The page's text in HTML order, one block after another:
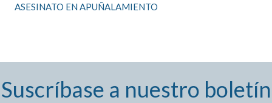
ASESINATO EN APUÑALAMIENTO
Suscríbase a nuestro boletín